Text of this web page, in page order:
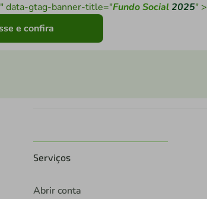
data-gtag-banner-title="Fundo Social 2025" >
e confira
Serviços
Abrir conta